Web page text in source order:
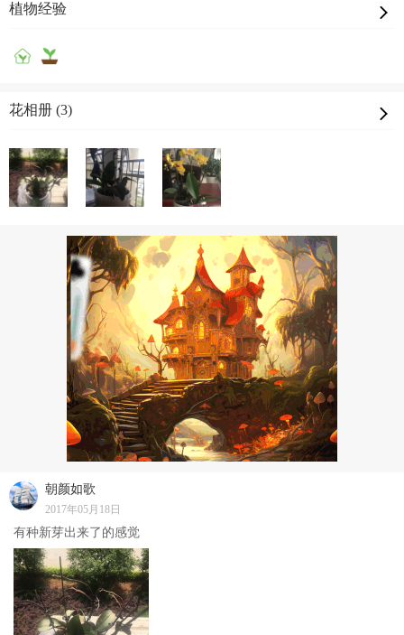
植物经验
花相册 (3)
朝颜如歌
2017年05月18日
有种新芽出来了的感觉